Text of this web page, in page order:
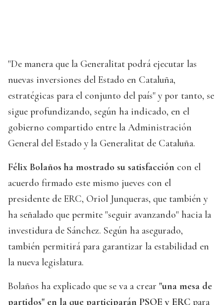
"De manera que la Generalitat podrá ejecutar las
nuevas inversiones del Estado en Cataluña,
estratégicas para el conjunto del país" y por tanto, se
sigue profundizando, según ha indicado, en el
gobierno compartido entre la Administración
General del Estado y la Generalitat de Cataluña.
Félix Bolaños ha mostrado su satisfacción con el
acuerdo firmado este mismo jueves con el
presidente de ERC, Oriol Junqueras, que también y
ha señalado que permite "seguir avanzando" hacia la
investidura de Sánchez. Según ha asegurado,
también permitirá para garantizar la estabilidad en
la nueva legislatura.
Bolaños ha explicado que se va a crear "una mesa de
partidos" en la que participarán PSOE y ERC para